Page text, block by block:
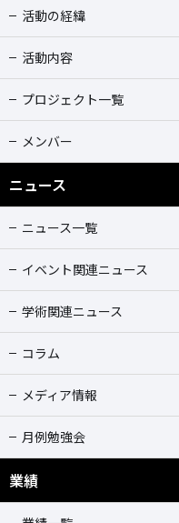
活動の経緯
活動内容
プロジェクト一覧
メンバー
ニュース
ニュース一覧
イベント関連ニュース
学術関連ニュース
コラム
メディア情報
月例勉強会
業績